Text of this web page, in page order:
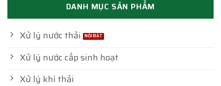
DANH MỤC SẢN PHẨM
Xử lý nước thải
Xử lý nước cấp sinh hoạt
Xử lý khí thải